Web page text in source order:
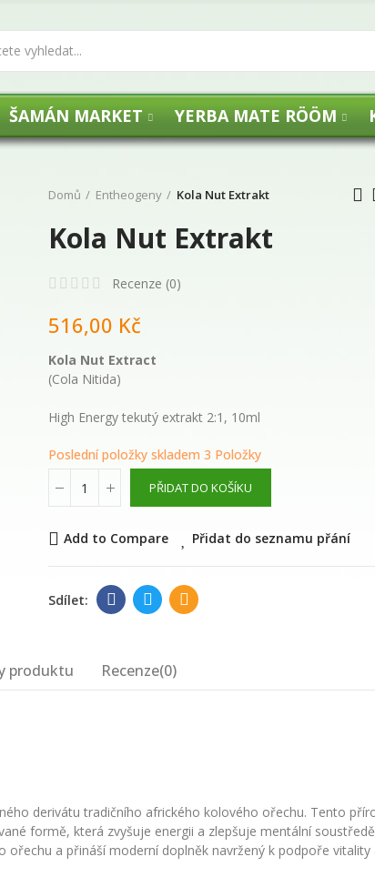
ŠAMÁN MARKET YERBA MATE RÖÖM
Domů Entheogeny Kola Nut Extrakt
Kola Nut Extrakt
Recenze (0)
516,00 Kč
Kola Nut Extract
(Cola Nitida)
High Energy tekutý extrakt 2:1, 10ml
Poslední položky skladem 3 Položky
PŘIDAT DO KOŠÍKU
Add to Compare Přidat do seznamu přání
produktu Recenze(0)
derivátu tradičního afrického kolového ořechu. Tento
formě, která zvyšuje energii a zlepšuje mentální
ořechu a přináší moderní doplněk navržený k podpoře vitality
celé
listy 100g